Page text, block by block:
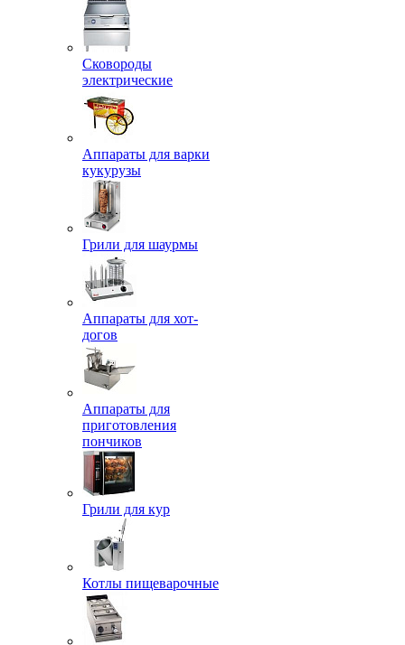
Сковороды
электрические
Аппараты для варки
кукурузы
Грили для шаурмы
Аппараты для хот-
догов
Аппараты для
приготовления
пончиков
Грили для кур
Котлы пищеварочные